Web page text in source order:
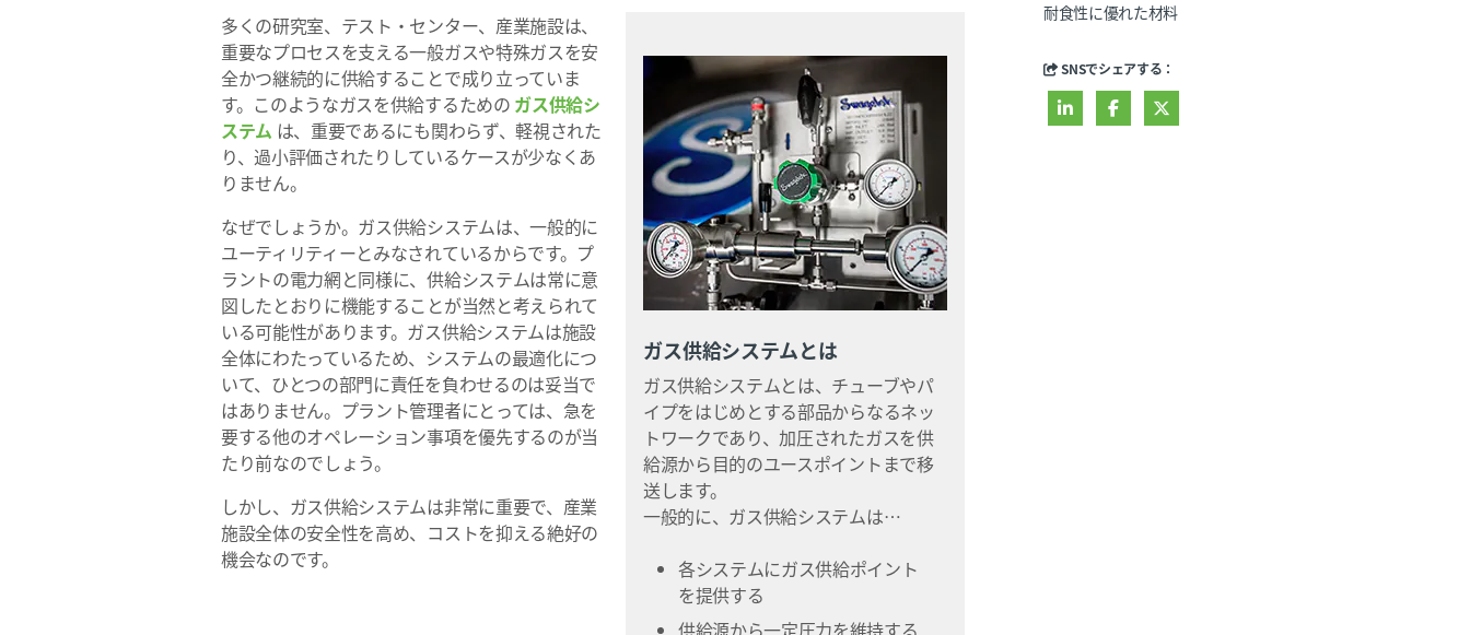
耐食性に優れた材料
SNSでシェアする：
多くの研究室、テスト・センター、産業施設は、
重要なプロセスを支える一般ガスや特殊ガスを安
全かつ継続的に供給することで成り立っていま
す。このようなガスを供給するための ガス供給シ
ステム は、重要であるにも関わらず、軽視された
り、過小評価されたりしているケースが少なくあ
りません。
なぜでしょうか。ガス供給システムは、一般的に
ユーティリティーとみなされているからです。プ
ラントの電力網と同様に、供給システムは常に意
図したとおりに機能することが当然と考えられて
いる可能性があります。ガス供給システムは施設
全体にわたっているため、システムの最適化につ
いて、ひとつの部門に責任を負わせるのは妥当で
はありません。プラント管理者にとっては、急を
要する他のオペレーション事項を優先するのが当
たり前なのでしょう。
しかし、ガス供給システムは非常に重要で、産業
施設全体の安全性を高め、コストを抑える絶好の
機会なのです。
ガス供給システムとは
ガス供給システムとは、チューブやパ
イプをはじめとする部品からなるネッ
トワークであり、加圧されたガスを供
給源から目的のユースポイントまで移
送します。
一般的に、ガス供給システムは…
各システムにガス供給ポイント
を提供する
供給源から一定圧力を維持する